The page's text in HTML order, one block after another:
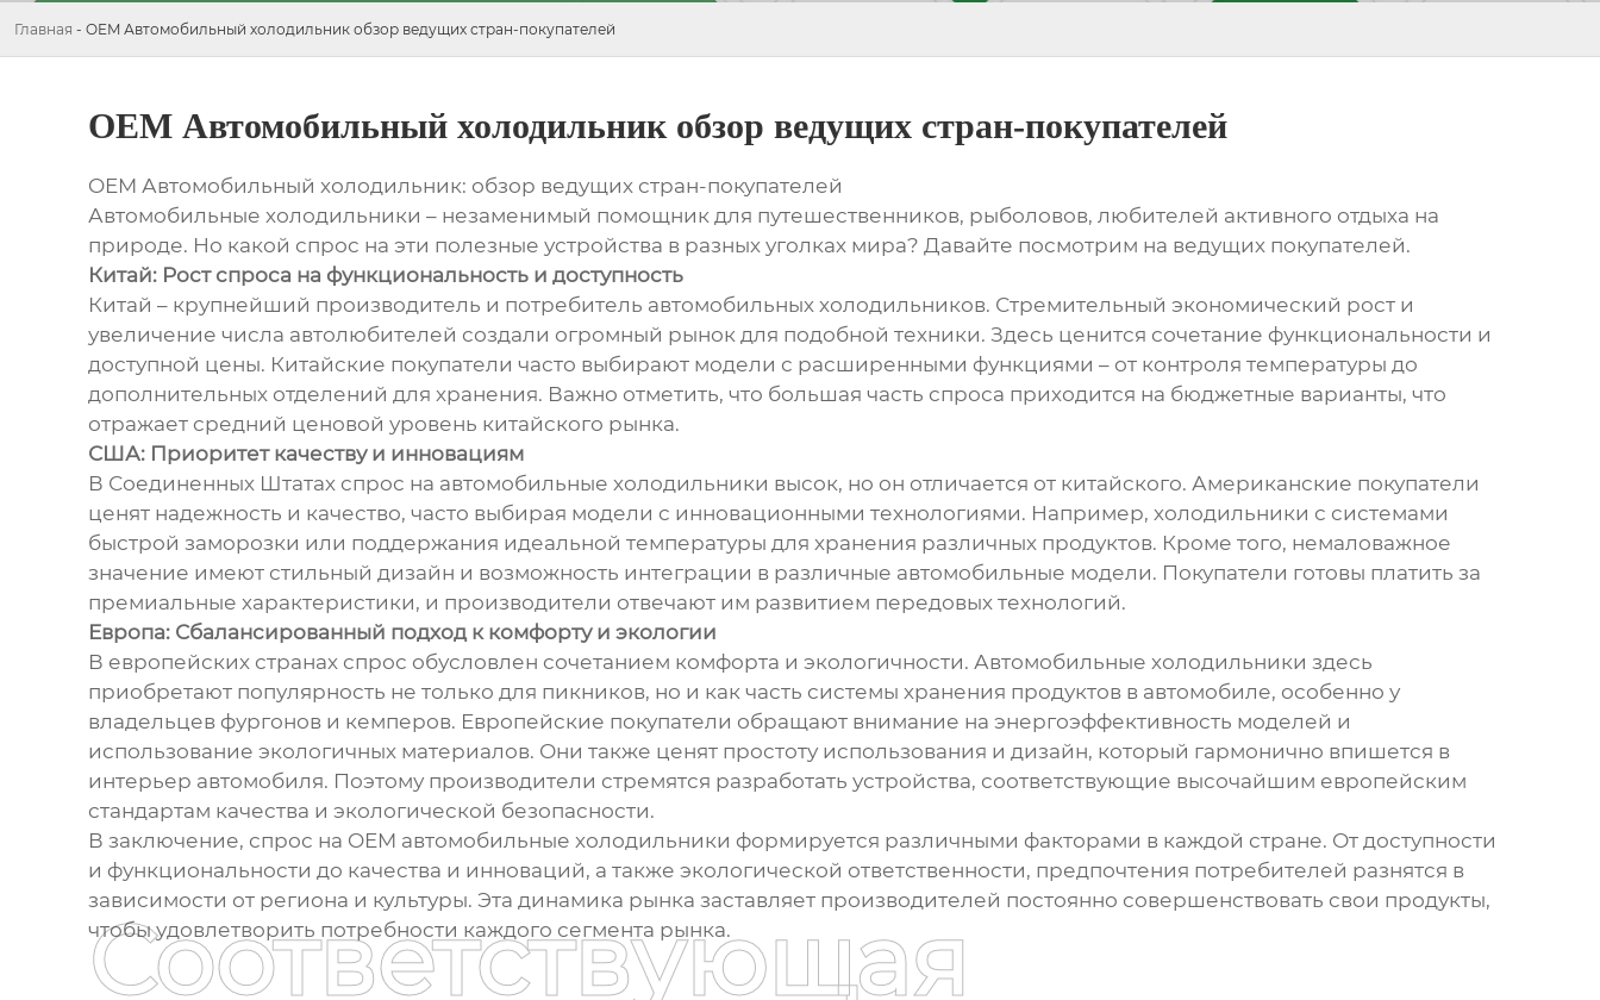
Главная - OEM Автомобильный холодильник обзор ведущих стран-покупателей
OEM Автомобильный холодильник обзор ведущих стран-покупателей
OEM Автомобильный холодильник: обзор ведущих стран-покупателей
Автомобильные холодильники – незаменимый помощник для путешественников, рыболовов, любителей активного отдыха на
природе. Но какой спрос на эти полезные устройства в разных уголках мира? Давайте посмотрим на ведущих покупателей.
Китай: Рост спроса на функциональность и доступность
Китай – крупнейший производитель и потребитель автомобильных холодильников. Стремительный экономический рост и
увеличение числа автолюбителей создали огромный рынок для подобной техники. Здесь ценится сочетание функциональности и
доступной цены. Китайские покупатели часто выбирают модели с расширенными функциями – от контроля температуры до
дополнительных отделений для хранения. Важно отметить, что большая часть спроса приходится на бюджетные варианты, что
отражает средний ценовой уровень китайского рынка.
США: Приоритет качеству и инновациям
В Соединенных Штатах спрос на автомобильные холодильники высок, но он отличается от китайского. Американские покупатели
ценят надежность и качество, часто выбирая модели с инновационными технологиями. Например, холодильники с системами
быстрой заморозки или поддержания идеальной температуры для хранения различных продуктов. Кроме того, немаловажное
значение имеют стильный дизайн и возможность интеграции в различные автомобильные модели. Покупатели готовы платить за
премиальные характеристики, и производители отвечают им развитием передовых технологий.
Европа: Сбалансированный подход к комфорту и экологии
В европейских странах спрос обусловлен сочетанием комфорта и экологичности. Автомобильные холодильники здесь
приобретают популярность не только для пикников, но и как часть системы хранения продуктов в автомобиле, особенно у
владельцев фургонов и кемперов. Европейские покупатели обращают внимание на энергоэффективность моделей и
использование экологичных материалов. Они также ценят простоту использования и дизайн, который гармонично впишется в
интерьер автомобиля. Поэтому производители стремятся разработать устройства, соответствующие высочайшим европейским
стандартам качества и экологической безопасности.
В заключение, спрос на OEM автомобильные холодильники формируется различными факторами в каждой стране. От доступности
и функциональности до качества и инноваций, а также экологической ответственности, предпочтения потребителей разнятся в
зависимости от региона и культуры. Эта динамика рынка заставляет производителей постоянно совершенствовать свои продукты,
чтобы удовлетворить потребности каждого сегмента рынка.
Соответствующая